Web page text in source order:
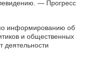
— Прогресс
информированию об
и общественных
деятельности